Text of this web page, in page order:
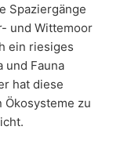
Spaziergänge
und Wittemoor
ein riesiges
und Fauna
hat diese
Ökosysteme zu